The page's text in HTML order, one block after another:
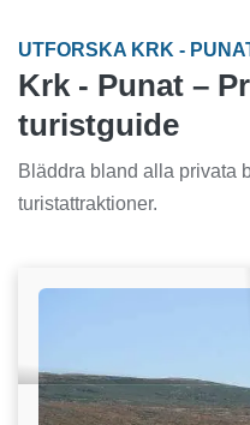
UTFORSKA KRK -
Krk - Punat –
turistguide
Bläddra bland alla privata
turistattraktioner.